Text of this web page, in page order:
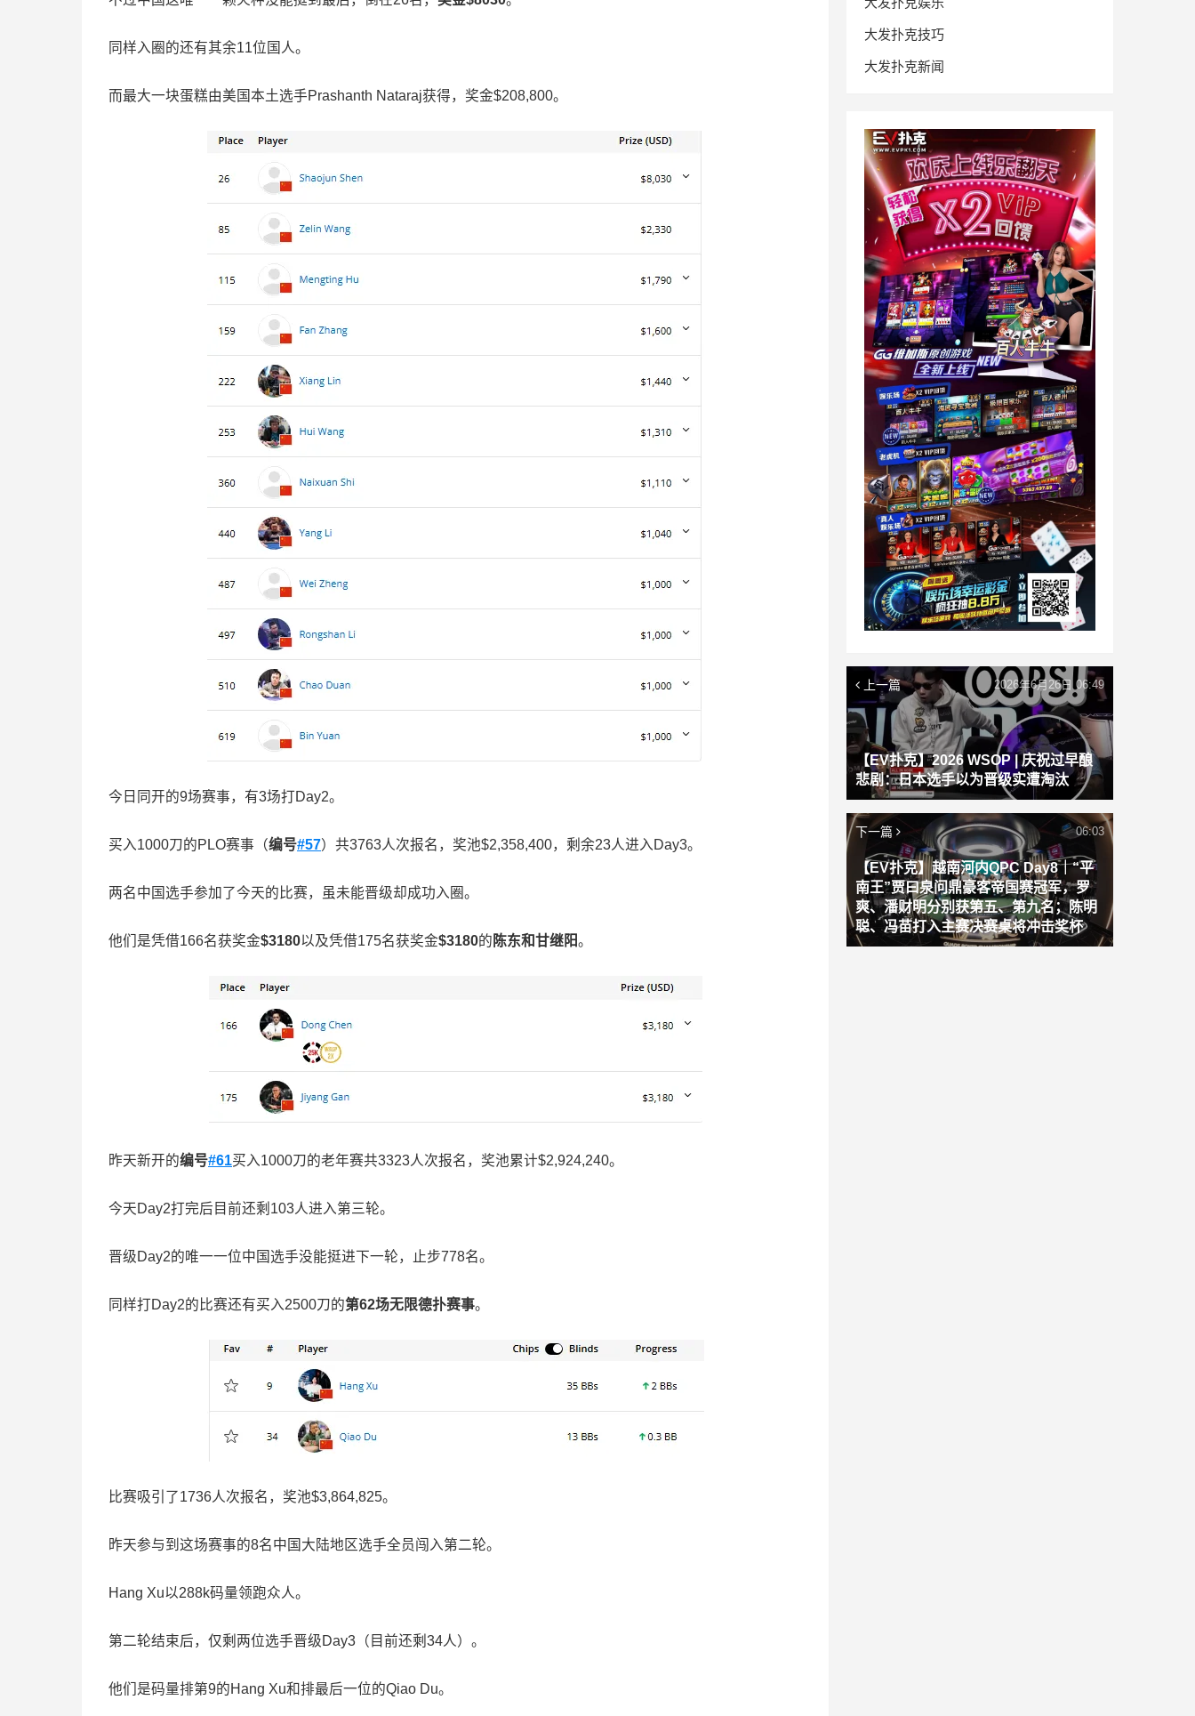
同样入圈的还有其余11位国人。
而最大一块蛋糕由美国本土选手Prashanth Nataraj获得，奖金$208,800。
今日同开的9场赛事，有3场打Day2。
买入1000刀的PLO赛事（编号#57）共3763人次报名，奖池$2,358,400，剩余23人进入Day3。
两名中国选手参加了今天的比赛，虽未能晋级却成功入圈。
他们是凭借166名获奖金$3180以及凭借175名获奖金$3180的 陈东和甘继阳。
昨天新开的编号#61买入1000刀的老年赛共3323人次报名，奖池累计$2,924,240。
今天Day2打完后目前还剩103人进入第三轮。
晋级Day2的唯一一位中国选手没能挺进下一轮，止步778名。
同样打Day2的比赛还有买入2500刀的第62场无限德扑赛事。
比赛吸引了1736人次报名，奖池$3,864,825。
昨天参与到这场赛事的8名中国大陆地区选手全员闯入第二轮。
Hang Xu以288k码量领跑众人。
第二轮结束后，仅剩两位选手晋级Day3（目前还剩34人）。
他们是码量排第9的Hang Xu和排最后一位的Qiao Du。
大发扑克技巧
大发扑克新闻
上一篇
【EV扑克】2026 WSOP | 庆祝过早酿
悲剧：日本选手以为晋级实遭淘汰
2026年6月26日 06:49
下一篇
【EV扑克】越南河内QPC Day8｜“平
南王”贾曰泉问鼎豪客帝国赛冠军，罗
爽、潘财明分别获第五、第九名；陈明
聪、冯苗打入主赛决赛桌将冲击奖杯
06:03